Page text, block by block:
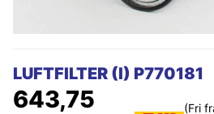
LUFTFILTER (I) P770181
643,75